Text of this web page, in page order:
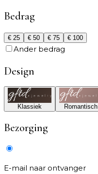
Bedrag
€ 25 € 50 € 75 € 100
Ander bedrag
Design
Klassiek Romantisch
Bezorging
E-mail naar ontvanger